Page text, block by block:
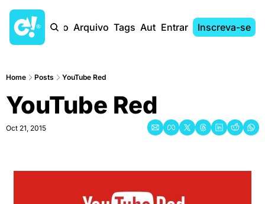
Início Arquivo Tags AutoresEntrar Inscreva-se
Home Posts YouTube Red
YouTube Red
Oct 21, 2015